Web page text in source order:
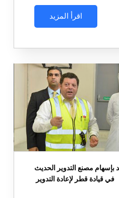
اقرأ المزيد
بإسهام مصنع التدوير الحديث
في قيادة قطر لإعادة التدوير